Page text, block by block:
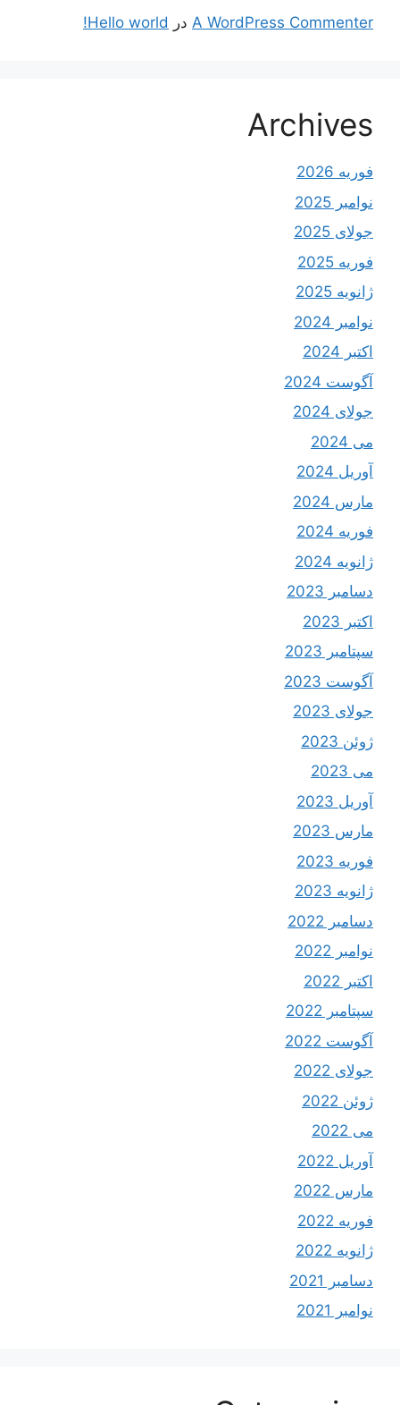
A WordPress Commenter در Hello world!
Archives
فوریه 2026
نوامبر 2025
جولای 2025
فوریه 2025
ژانویه 2025
نوامبر 2024
اکتبر 2024
آگوست 2024
جولای 2024
می 2024
آوریل 2024
مارس 2024
فوریه 2024
ژانویه 2024
دسامبر 2023
اکتبر 2023
سپتامبر 2023
آگوست 2023
جولای 2023
ژوئن 2023
می 2023
آوریل 2023
مارس 2023
فوریه 2023
ژانویه 2023
دسامبر 2022
نوامبر 2022
اکتبر 2022
سپتامبر 2022
آگوست 2022
جولای 2022
ژوئن 2022
می 2022
آوریل 2022
مارس 2022
فوریه 2022
ژانویه 2022
دسامبر 2021
نوامبر 2021